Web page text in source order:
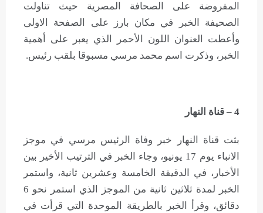
المفروضة على الصحافة المصرية حيث تناولت
الصحيفة الخبر في مكان بارز على الصفحة الاولى
وأعطت العنوان اللون الأحمر الذي يعبر على أهمية
الخبر، وذكرت اسم محمد مرسي مسبوقا بلقب رئيس.
4 – قناة النهار
بثت قناة النهار خبر وفاة الرئيس مرسي في موجز
الانباء يوم 17 يونيو، وجاء الخبر في الترتيب الأخير بين
الأخبار، في الدقيقة الخامسة وعشرين ثانية، واستمر
الخبر لمدة ثلاثين ثانية من الموجز الذي استمر نحو 6
دقائق، وقرأ الخبر بالطريقة الموحدة التي قرأت في